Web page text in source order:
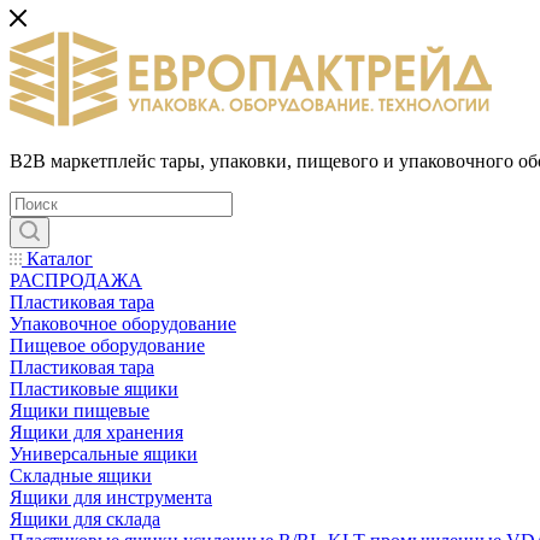
B2B маркетплейс тары, упаковки, пищевого и упаковочного
Каталог
РАСПРОДАЖА
Пластиковая тара
Упаковочное оборудование
Пищевое оборудование
Пластиковая тара
Пластиковые ящики
Ящики пищевые
Ящики для хранения
Универсальные ящики
Складные ящики
Ящики для инструмента
Ящики для склада